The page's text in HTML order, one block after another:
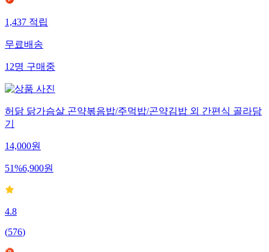
1,437적립
무료배송
12명구매중
허닭 닭가슴살 곤약볶음밥/주먹밥/곤약김밥 외 간편식 골라담
기
14,000원
51%6,900원
4.8
(576)